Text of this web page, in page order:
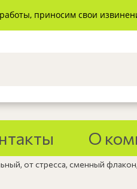
приносим свои
О
от стресса, сменный